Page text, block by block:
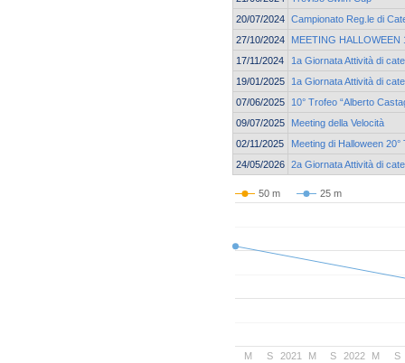
20/07/2024 Campionato Reg.le di
27/10/2024
MEETING HALLOWEEN
17/11/2024
1a Giornata Attività di
19/01/2025
1a Giornata Attività di
07/06/2025
10° Trofeo “Alberto
09/07/2025
Meeting della Velocità
02/11/2025
Meeting di Halloween
24/05/2026 2a Giornata Attività di
50 m 25 m
2021 2022
M S M S M S